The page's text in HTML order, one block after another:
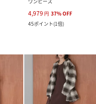
4,979 円 37%OFF
45ポイント(1倍)